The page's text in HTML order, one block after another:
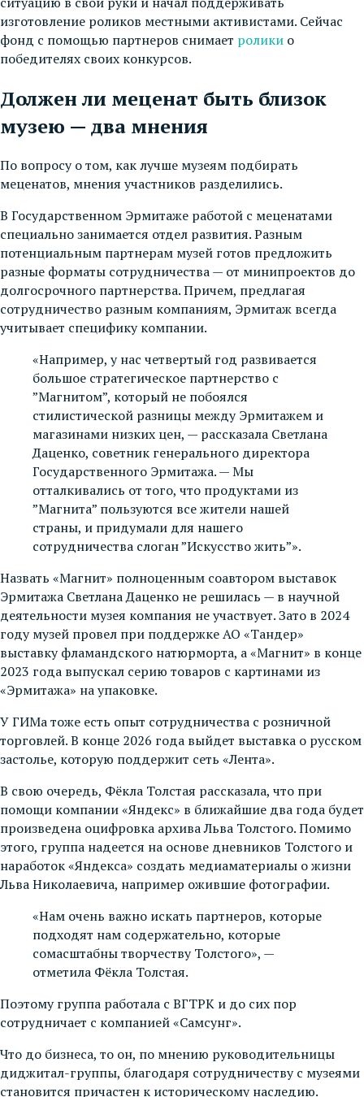
изготовление роликов местными активистами. Сейчас
фонд с помощью партнеров снимает ролики о
победителях своих конкурсов.
Должен ли меценат быть близок
музею — два мнения
По вопросу о том, как лучше музеям подбирать
меценатов, мнения участников разделились.
В Государственном Эрмитаже работой с меценатами
специально занимается отдел развития. Разным
потенциальным партнерам музей готов предложить
разные форматы сотрудничества — от минипроектов до
долгосрочного партнерства. Причем, предлагая
сотрудничество разным компаниям, Эрмитаж всегда
учитывает специфику компании.
«Например, у нас четвертый год развивается
большое стратегическое партнерство с
”Магнитом”, который не побоялся
стилистической разницы между Эрмитажем и
магазинами низких цен, — рассказала Светлана
Даценко, советник генерального директора
Государственного Эрмитажа. — Мы
отталкивались от того, что продуктами из
”Магнита” пользуются все жители нашей
страны, и придумали для нашего
сотрудничества слоган ”Искусство жить”».
Назвать «Магнит» полноценным соавтором выставок
Эрмитажа Светлана Даценко не решилась — в научной
деятельности музея компания не участвует. Зато в 2024
году музей провел при поддержке АО «Тандер»
выставку фламандского натюрморта, а «Магнит» в конце
2023 года выпускал серию товаров с картинами из
«Эрмитажа» на упаковке.
У ГИМа тоже есть опыт сотрудничества с розничной
торговлей. В конце 2026 года выйдет выставка о русском
застолье, которую поддержит сеть «Лента».
В свою очередь, Фёкла Толстая рассказала, что при
помощи компании «Яндекс» в ближайшие два года будет
произведена оцифровка архива Льва Толстого. Помимо
этого, группа надеется на основе дневников Толстого и
наработок «Яндекса» создать медиаматериалы о жизни
Льва Николаевича, например ожившие фотографии.
«Нам очень важно искать партнеров, которые
подходят нам содержательно, которые
сомасштабны творчеству Толстого», —
отметила Фёкла Толстая.
Поэтому группа работала с ВГТРК и до сих пор
сотрудничает с компанией «Самсунг».
Что до бизнеса, то он, по мнению руководительницы
диджитал-группы, благодаря сотрудничеству с музеями
становится причастен к историческому наследию.